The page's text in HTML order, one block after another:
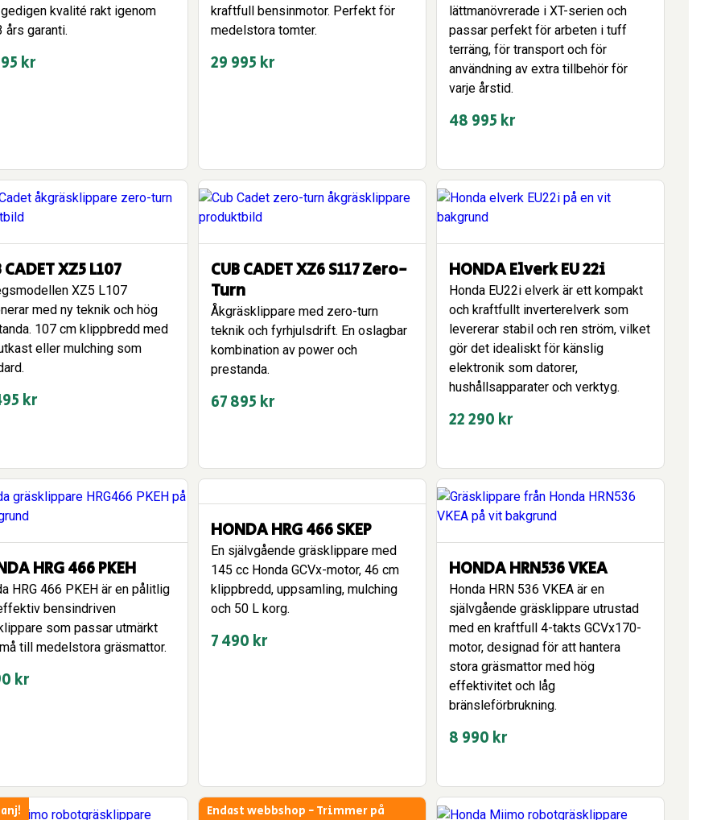
kvalité rakt igenom
års garanti.
kr
kraftfull bensinmotor. Perfekt för
medelstora tomter.
29 995 kr
lättmanövrerade i XT-serien och
passar perfekt för arbeten i tuff
terräng, för transport och för
användning av extra tillbehör för
varje årstid.
48 995 kr
CADET XZ5 L107
XZ5 L107
med ny teknik och hög
107 cm klippbredd med
eller mulching som
kr
CUB CADET XZ6 S117 Zero-
Turn
Åkgräsklippare med zero-turn
teknik och fyrhjulsdrift. En oslagbar
kombination av power och
prestanda.
67 895 kr
HONDA Elverk EU 22i
Honda EU22i elverk är ett kompakt
och kraftfullt inverterelverk som
levererar stabil och ren ström, vilket
gör det idealiskt för känslig
elektronik som datorer,
hushållsapparater och verktyg.
22 290 kr
HRG 466 PKEH
HRG 466 PKEH är en pålitlig
bensindriven
som passar utmärkt
till medelstora gräsmattor.
kr
HONDA HRG 466 SKEP
En självgående gräsklippare med
145 cc Honda GCVx-motor, 46 cm
klippbredd, uppsamling, mulching
och 50 L korg.
7 490 kr
HONDA HRN536 VKEA
Honda HRN 536 VKEA är en
självgående gräsklippare utrustad
med en kraftfull 4-takts GCVx170-
motor, designad för att hantera
stora gräsmattor med hög
effektivitet och låg
bränsleförbrukning.
8 990 kr
Endast webbshop - Trimmer på